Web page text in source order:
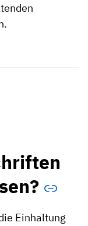
Einhaltung